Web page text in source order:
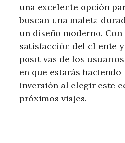
una excelente opción
buscan una maleta
un diseño moderno.
satisfacción del cliente
positivas de los
en que estarás haciendo
inversión al elegir este
próximos viajes.